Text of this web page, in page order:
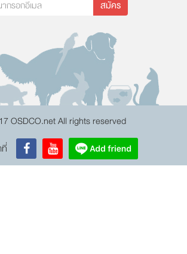
สมัคร
OSDCO.net All rights reserved